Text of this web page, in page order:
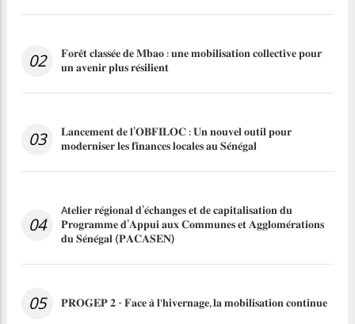
02 𝐅𝐨𝐫𝐞̂𝐭 𝐜𝐥𝐚𝐬𝐬𝐞́𝐞 𝐝𝐞 𝐌𝐛𝐚𝐨 : 𝐮𝐧𝐞 𝐦𝐨𝐛𝐢𝐥𝐢𝐬𝐚𝐭𝐢𝐨𝐧 𝐜𝐨𝐥𝐥𝐞𝐜𝐭𝐢𝐯𝐞 𝐩𝐨𝐮𝐫
𝐮𝐧 𝐚𝐯𝐞𝐧𝐢𝐫 𝐩𝐥𝐮𝐬 𝐫𝐞́𝐬𝐢𝐥𝐢𝐞𝐧𝐭
03 𝐋𝐚𝐧𝐜𝐞𝐦𝐞𝐧𝐭 𝐝𝐞 𝐥’𝐎𝐁𝐅𝐈𝐋𝐎𝐂 : 𝐔𝐧 𝐧𝐨𝐮𝐯𝐞𝐥 𝐨𝐮𝐭𝐢𝐥 𝐩𝐨𝐮𝐫
𝐦𝐨𝐝𝐞𝐫𝐧𝐢𝐬𝐞𝐫 𝐥𝐞𝐬 𝐟𝐢𝐧𝐚𝐧𝐜𝐞𝐬 𝐥𝐨𝐜𝐚𝐥𝐞𝐬 𝐚𝐮 𝐒𝐞́𝐧𝐞́𝐠𝐚𝐥
04
A𝐭𝐞𝐥𝐢𝐞𝐫 𝐫𝐞́𝐠𝐢𝐨𝐧𝐚𝐥 𝐝’𝐞́𝐜𝐡𝐚𝐧𝐠𝐞𝐬 𝐞𝐭 𝐝𝐞 𝐜𝐚𝐩𝐢𝐭𝐚𝐥𝐢𝐬𝐚𝐭𝐢𝐨𝐧 𝐝𝐮
𝐏𝐫𝐨𝐠𝐫𝐚𝐦𝐦𝐞 𝐝’𝐀𝐩𝐩𝐮𝐢 𝐚𝐮𝐱 𝐂𝐨𝐦𝐦𝐮𝐧𝐞𝐬 𝐞𝐭 𝐀𝐠𝐠𝐥𝐨𝐦𝐞́𝐫𝐚𝐭𝐢𝐨𝐧𝐬
𝐝𝐮 𝐒𝐞́𝐧𝐞́𝐠𝐚𝐥 (𝐏𝐀𝐂𝐀𝐒𝐄𝐍)
05 𝐏𝐑𝐎𝐆𝐄𝐏 𝟐 - 𝐅𝐚𝐜𝐞 𝐚̀ 𝐥'𝐡𝐢𝐯𝐞𝐫𝐧𝐚𝐠𝐞, 𝐥𝐚 𝐦𝐨𝐛𝐢𝐥𝐢𝐬𝐚𝐭𝐢𝐨𝐧 𝐜𝐨𝐧𝐭𝐢𝐧𝐮𝐞